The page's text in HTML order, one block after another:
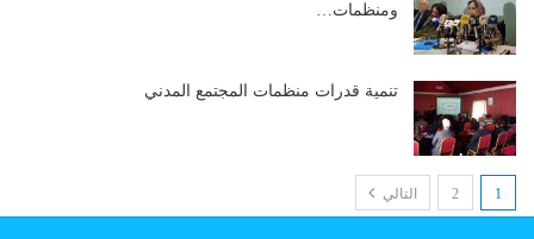
ومنظمات…
تنمية قدرات منظمات المجتمع المدني
1
2 التالي